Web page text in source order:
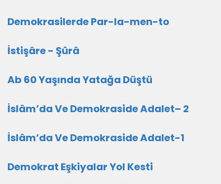
Demokrasilerde Par-la-men-to
İstişâre - Şûrâ
Ab 60 Yaşında Yatağa Düştü
İslâm’da Ve Demokraside Adalet– 2
İslâm’da Ve Demokraside Adalet-1
Demokrat Eşkiyalar Yol Kesti